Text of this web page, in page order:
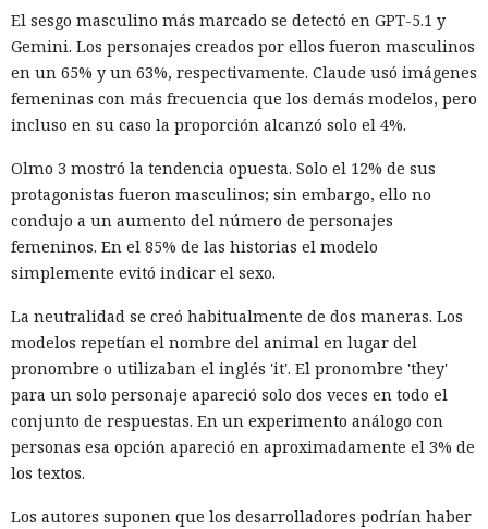
El sesgo masculino más marcado se detectó en GPT-5.1 y
Gemini. Los personajes creados por ellos fueron masculinos
en un 65% y un 63%, respectivamente. Claude usó imágenes
femeninas con más frecuencia que los demás modelos, pero
incluso en su caso la proporción alcanzó solo el 4%.
Olmo 3 mostró la tendencia opuesta. Solo el 12% de sus
protagonistas fueron masculinos; sin embargo, ello no
condujo a un aumento del número de personajes
femeninos. En el 85% de las historias el modelo
simplemente evitó indicar el sexo.
La neutralidad se creó habitualmente de dos maneras. Los
modelos repetían el nombre del animal en lugar del
pronombre o utilizaban el inglés 'it'. El pronombre 'they'
para un solo personaje apareció solo dos veces en todo el
conjunto de respuestas. En un experimento análogo con
personas esa opción apareció en aproximadamente el 3% de
los textos.
Los autores suponen que los desarrolladores podrían haber